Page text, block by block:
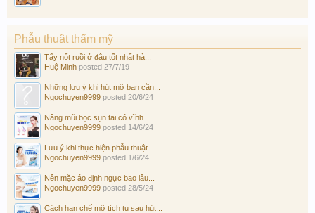
Phẫu thuật thẩm mỹ
Tẩy nốt ruồi ở đâu tốt nhất hà...
Huệ Minh posted 27/7/19
Những lưu ý khi hút mỡ bạn cần...
Ngochuyen9999 posted 20/6/24
Nâng mũi bọc sụn tai có vĩnh...
Ngochuyen9999 posted 14/6/24
Lưu ý khi thực hiện phẫu thuật...
Ngochuyen9999 posted 1/6/24
Nên mặc áo định ngực bao lâu...
Ngochuyen9999 posted 28/5/24
Cách hạn chế mỡ tích tụ sau hút...